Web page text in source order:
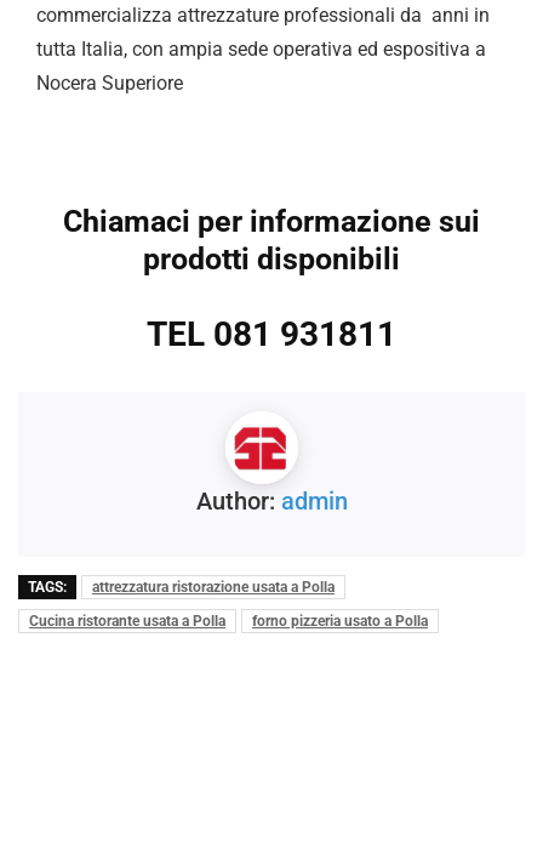
commercializza attrezzature professionali da anni in
tutta Italia, con ampia sede operativa ed espositiva a
Nocera Superiore
Chiamaci per informazione sui
prodotti disponibili
TEL 081 931811
Author: admin
TAGS:
attrezzatura ristorazione usata a Polla
Cucina ristorante usata a Polla
forno pizzeria usato a Polla